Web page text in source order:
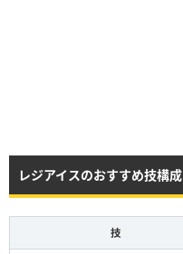
レジアイスのおすすめ技構成
技